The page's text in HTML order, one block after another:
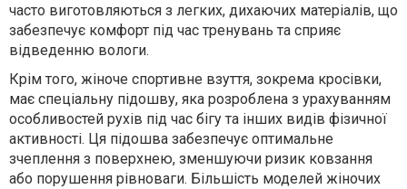
часто виготовляються з легких, дихаючих матеріалів, що
забезпечує комфорт під час тренувань та сприяє
відведенню вологи.
Крім того, жіноче спортивне взуття, зокрема кросівки,
має спеціальну підошву, яка розроблена з урахуванням
особливостей рухів під час бігу та інших видів фізичної
активності. Ця підошва забезпечує оптимальне
зчеплення з поверхнею, зменшуючи ризик ковзання
або порушення рівноваги. Більшість моделей жіночих